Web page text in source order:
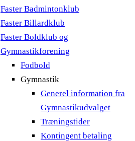
Faster Badmintonklub
Faster Billardklub
Faster Boldklub og
Gymnastikforening
Fodbold
Gymnastik
Generel information fra
Gymnastikudvalget
Træningstider
Kontingent betaling